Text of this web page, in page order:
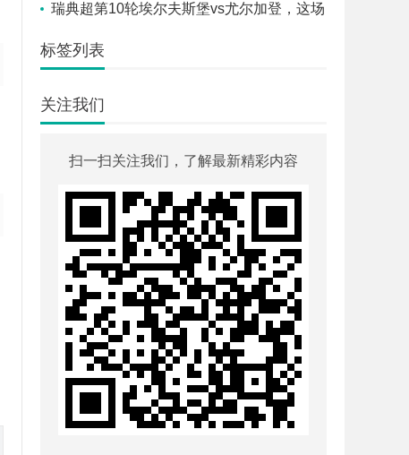
化？
瑞典超第10轮埃尔夫斯堡vs尤尔加登，这场
北欧对决谁能笑到最后？
标签列表
关注我们
扫一扫关注我们，了解最新精彩内容